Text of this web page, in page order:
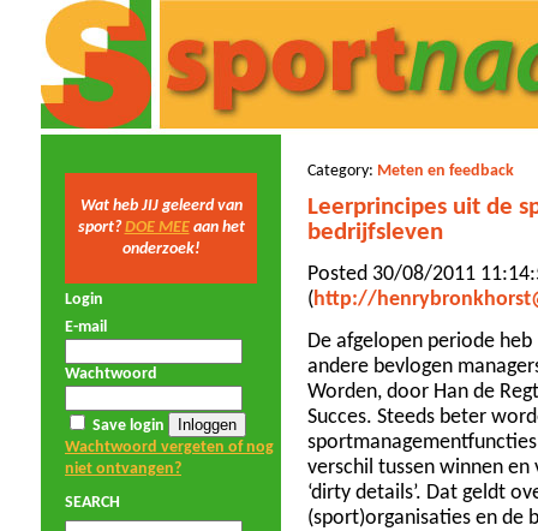
Wat heb JIJ geleerd van
sport?DOE MEEaan het
onderzoek!
Login
E-mail
Wachtwoord
Save login
Wachtwoord vergeten of nog
niet ontvangen?
SEARCH
Category: Meten en feedback
Leerprincipes uit de
bedrijfsleven
Posted 30/08/2011
( http://
De afgelopen periode
andere bevlogen
Worden, door Han de
Succes. Steeds beter
verschil tussen winnen
‘dirty details’. Dat geldt
(sport)organisaties en de